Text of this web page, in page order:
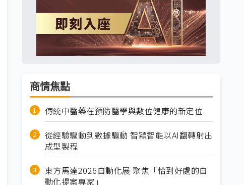
商情焦點
傳統中醫藥在預防醫學與數位健康的新定位
從經驗驅動到數據驅動 智穎智能以AI翻轉射出
成型製程
東方馬達2026自動化展 聚焦「恰到好處的自
動化提案專家」